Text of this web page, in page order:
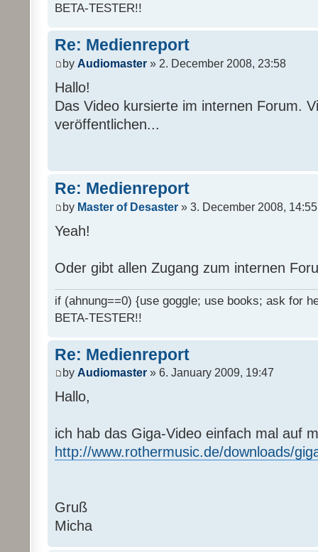
BETA-TESTER!!
Re: Medienreport
by Audiomaster » 2. December 2008, 23:58
Hallo!
Das Video kursierte im internen Forum.
veröffentlichen...
Re: Medienreport
by Master of Desaster » 3. December 2008, 14:55
Yeah!
Oder gibt allen Zugang zum internen
if (ahnung==0) {use goggle; use books; ask for
BETA-TESTER!!
Re: Medienreport
by Audiomaster » 6. January 2009, 19:47
Hallo,
ich hab das Giga-Video einfach mal auf
http://www.rothermusic.de/downloads/
Gruß
Micha